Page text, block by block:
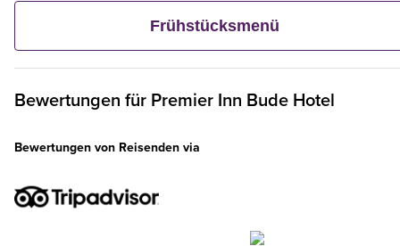
kontinentalen Köstlichkeiten wie Obst, Müsli und frischem
Gebäck. Und wenn ein Erwachsener ein Premier Inn-
bestellt, frühstücken bis zu zwei Kinder kostenlos mit.**
Frühstücksmenü
Bewertungen für Premier Inn Bude Hotel
Bewertungen von Reisenden via